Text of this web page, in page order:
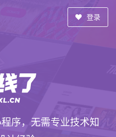
登录
序，无需专业技术知